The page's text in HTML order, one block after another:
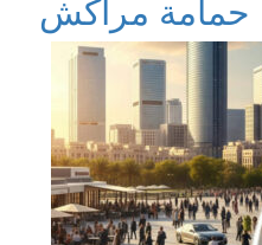
حمامة مراكش